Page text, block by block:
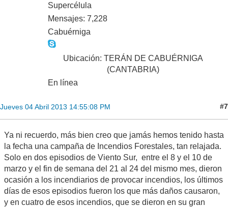
Supercélula
Mensajes: 7,228
Cabuérniga
Ubicación: TERÁN DE CABUÉRNIGA
(CANTABRIA)
En línea
Jueves 04 Abril 2013 14:55:08 PM #7
Ya ni recuerdo, más bien creo que jamás hemos tenido hasta
la fecha una campaña de Incendios Forestales, tan relajada.
Solo en dos episodios de Viento Sur, entre el 8 y el 10 de
marzo y el fin de semana del 21 al 24 del mismo mes, dieron
ocasión a los incendiarios de provocar incendios, los últimos
días de esos episodios fueron los que más daños causaron,
y en cuatro de esos incendios, que se dieron en su gran